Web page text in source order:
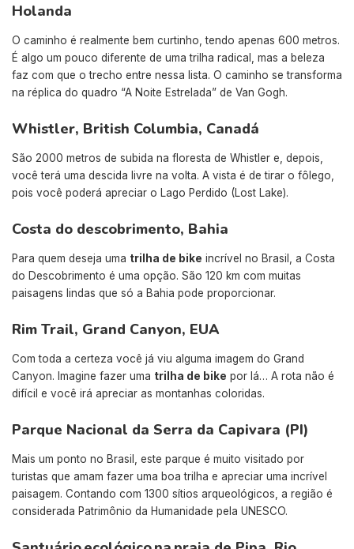
Holanda
O caminho é realmente bem curtinho, tendo apenas 600 metros.
É algo um pouco diferente de uma trilha radical, mas a beleza
faz com que o trecho entre nessa lista. O caminho se transforma
na réplica do quadro “A Noite Estrelada” de Van Gogh.
Whistler, British Columbia, Canadá
São 2000 metros de subida na floresta de Whistler e, depois,
você terá uma descida livre na volta. A vista é de tirar o fôlego,
pois você poderá apreciar o Lago Perdido (Lost Lake).
Costa do descobrimento, Bahia
Para quem deseja uma trilha de bike incrível no Brasil, a Costa
do Descobrimento é uma opção. São 120 km com muitas
paisagens lindas que só a Bahia pode proporcionar.
Rim Trail, Grand Canyon, EUA
Com toda a certeza você já viu alguma imagem do Grand
Canyon. Imagine fazer uma trilha de bike por lá… A rota não é
difícil e você irá apreciar as montanhas coloridas.
Parque Nacional da Serra da Capivara (PI)
Mais um ponto no Brasil, este parque é muito visitado por
turistas que amam fazer uma boa trilha e apreciar uma incrível
paisagem. Contando com 1300 sítios arqueológicos, a região é
considerada Patrimônio da Humanidade pela UNESCO.